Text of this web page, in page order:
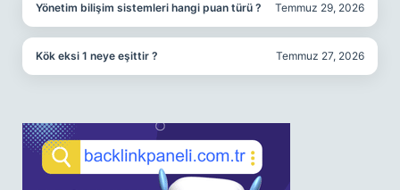
Yönetim bilişim sistemleri hangi puan türü ? Temmuz 29, 2026
Kök eksi 1 neye eşittir ? Temmuz 27, 2026